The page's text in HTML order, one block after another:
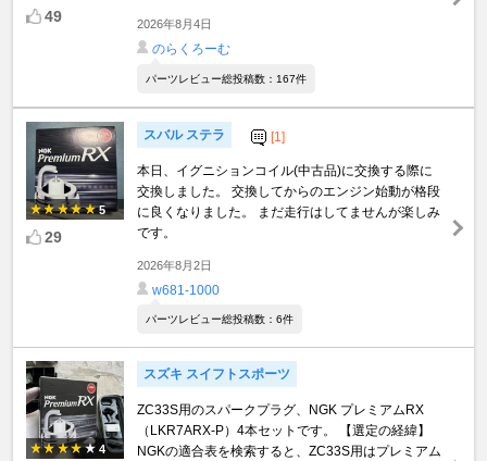
49 2026年8月4日
のらくろーむ
パーツレビュー総投稿数：167件
5
29
スバル ステラ [1]
本日、イグニションコイル(中古品)に交換する際に
交換しました。 交換してからのエンジン始動が格段
に良くなりました。 まだ走行はしてませんが楽しみ
です。
2026年8月2日
w681-1000
パーツレビュー総投稿数：6件
4
スズキ スイフトスポーツ
ZC33S用のスパークプラグ、NGK プレミアムRX
（LKR7ARX-P）4本セットです。 【選定の経緯】
NGKの適合表を検索すると、ZC33S用はプレミアム